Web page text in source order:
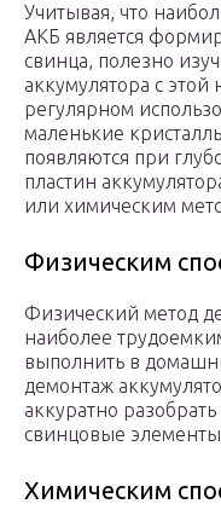
Учитывая, что
АКБ является
свинца, полезно
аккумулятора с
регулярном
маленькие
появляются при
пластин
или химическим
Физическим
Физический метод
наиболее
выполнить в
демонтаж
аккуратно
свинцовые
Химическим